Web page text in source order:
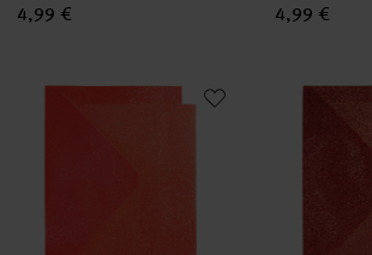
4,99 € 4,99 €
Paper Poetry Karten- und Umschlagset
Paper